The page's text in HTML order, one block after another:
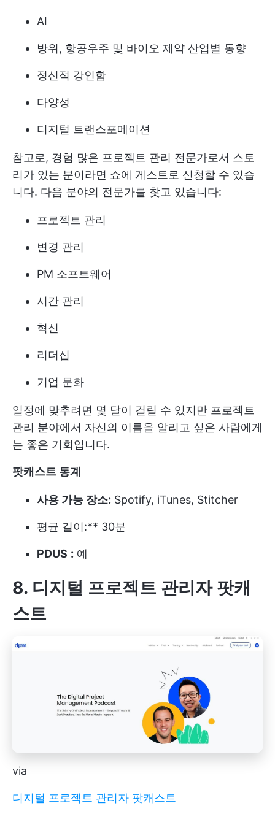
AI
방위, 항공우주 및 바이오 제약 산업별 동향
정신적 강인함
다양성
디지털 트랜스포메이션
참고로, 경험 많은 프로젝트 관리 전문가로서 스토
리가 있는 분이라면 쇼에 게스트로 신청할 수 있습
니다. 다음 분야의 전문가를 찾고 있습니다:
프로젝트 관리
변경 관리
PM 소프트웨어
시간 관리
혁신
리더십
기업 문화
일정에 맞추려면 몇 달이 걸릴 수 있지만 프로젝트
관리 분야에서 자신의 이름을 알리고 싶은 사람에게
는 좋은 기회입니다.
팟캐스트 통계
사용 가능 장소: Spotify, iTunes, Stitcher
평균 길이:** 30분
PDUS : 예
8. 디지털 프로젝트 관리자 팟캐
스트
via
디지털 프로젝트 관리자 팟캐스트